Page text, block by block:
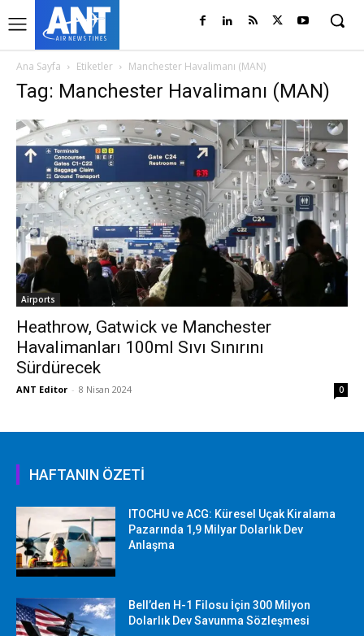
Ana Sayfa Etiketler Manchester Havalimanı (MAN)
Tag: Manchester Havalimanı (MAN)
Airports
Heathrow, Gatwick ve Manchester
Havalimanları 100ml Sıvı Sınırını
Sürdürecek
ANT Editor - 8 Nisan 2024 0
HAFTANIN ÖZETİ
ITOCHU ve ACG: Küresel Uçak Kiralama
Pazarında 1,9 Milyar Dolarlık Dev
Anlaşma
Bell’den H-1 Filosu İçin 300 Milyon
Dolarlık Dev Savunma Sözleşmesi